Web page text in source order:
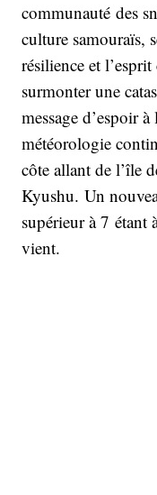
communauté des
culture samouraïs,
résilience et
surmonter une
message d’espoir
météorologie
côte allant de l’île
Kyushu. Un
supérieur à 7 étant
vient.